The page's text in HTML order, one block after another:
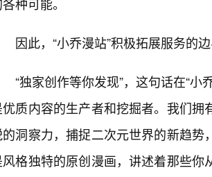
因此，“小乔漫站”积极拓展服务的
“独家创作等你发现”，这句话在“
优质内容的生产者和挖掘者。我们
洞察力，捕捉二次元世界的新趋
风格独特的原创漫画，讲述着那些